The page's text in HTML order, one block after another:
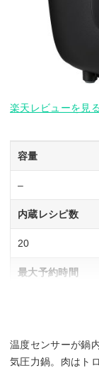
楽天レビューを見
容量
–
内蔵レシピ数
20
最大予約時間
–
温度センサーが鍋
気圧力鍋。肉はト